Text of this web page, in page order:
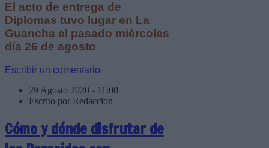
El acto de entrega de
Diplomas tuvo lugar en La
Guancha el pasado miércoles
día 26 de agosto
Escribir un comentario
29 Agosto 2020 - 11:00
Escrito por Redaccion
Cómo y dónde disfrutar de